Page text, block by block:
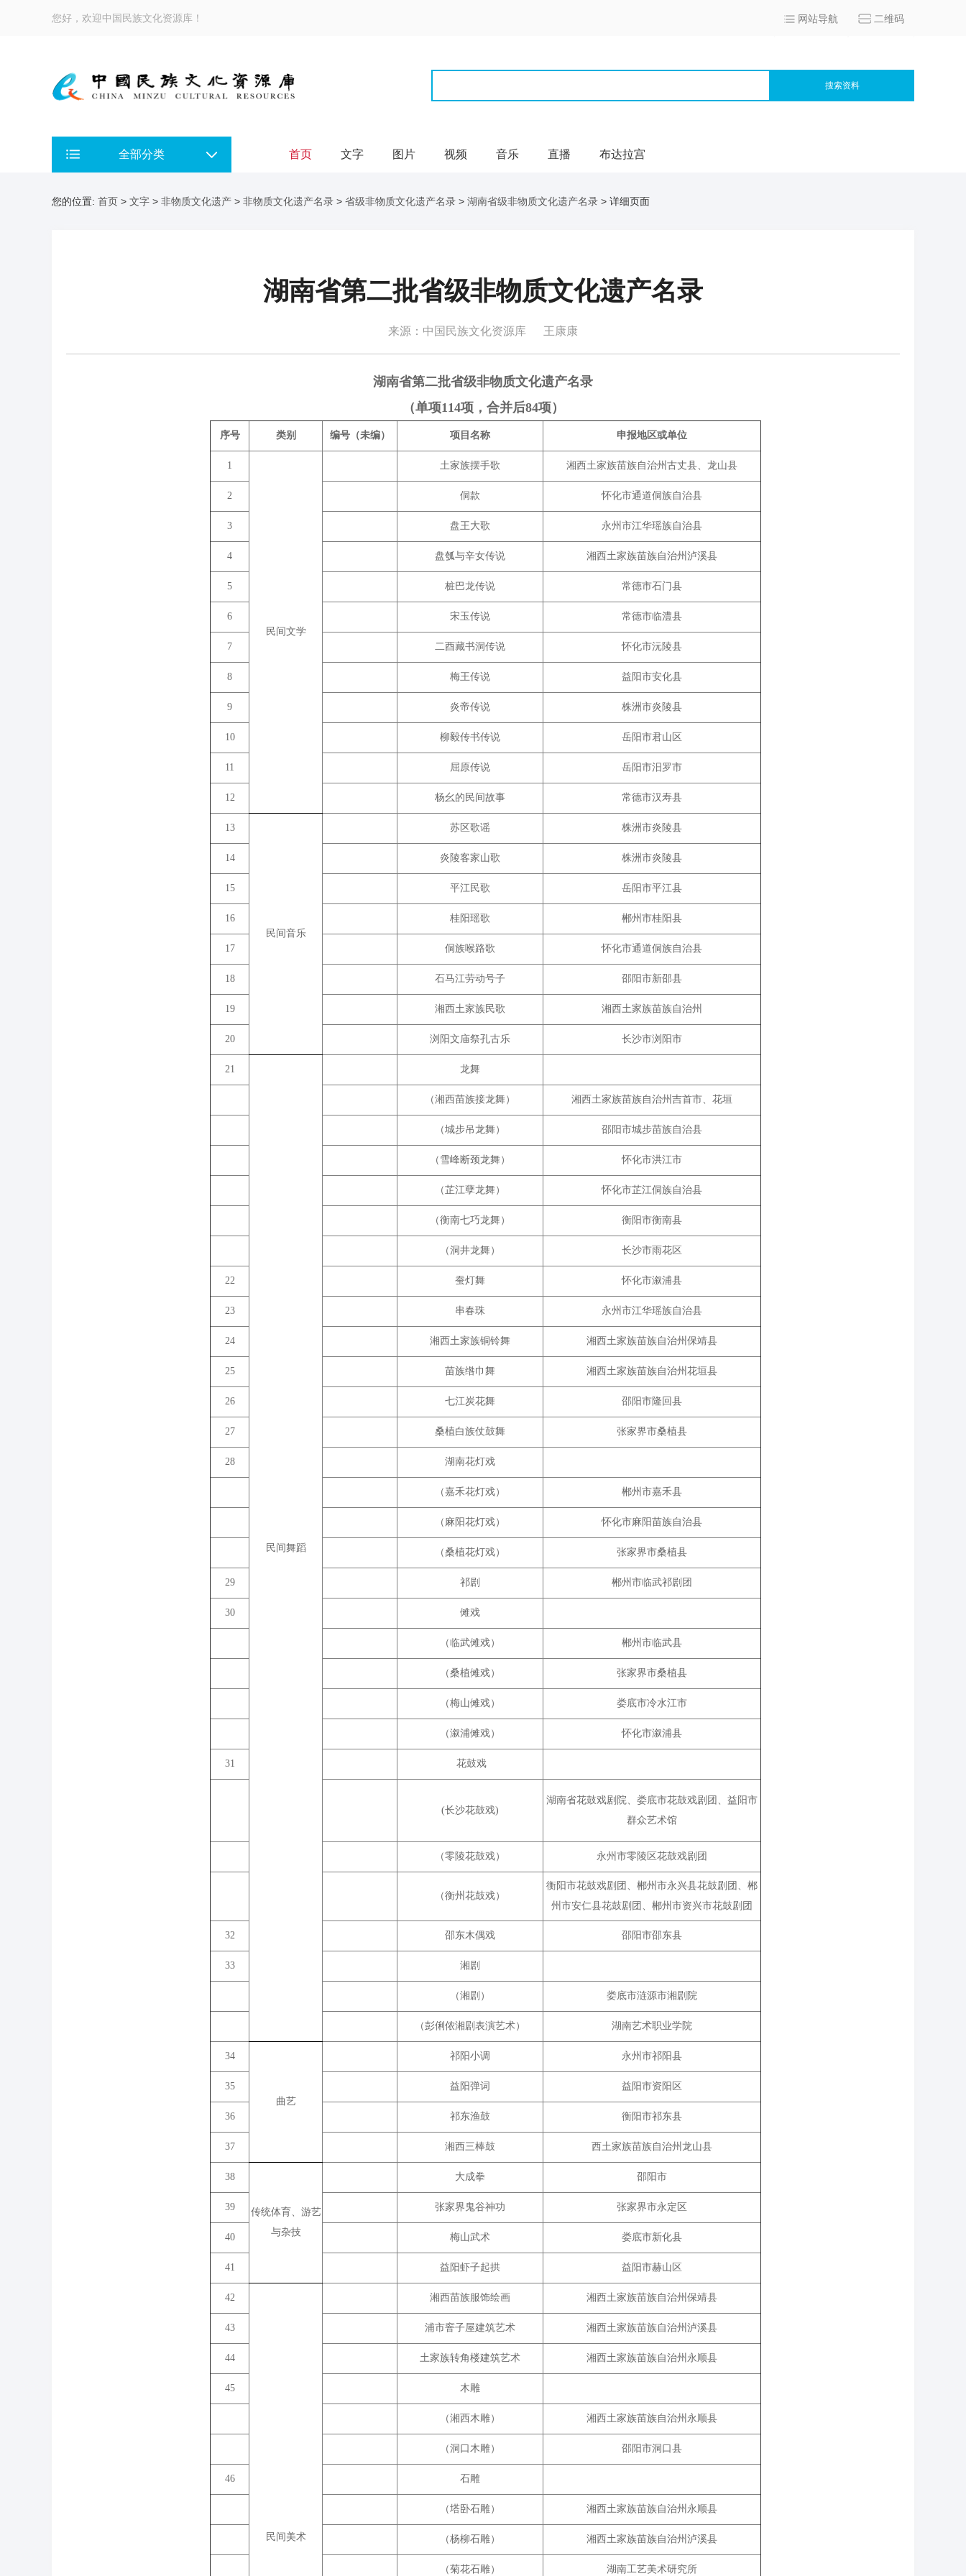
您好，欢迎中国民族文化资源库！ 网站导航 二维码
搜索资料
全部分类 首页 文字 图片 视频 音乐 直播 布达拉宫
您的位置: 首页 > 文字 > 非物质文化遗产 > 非物质文化遗产名录 > 省级非物质文化遗产名录 > 湖南省级非物质文化遗产名录 > 详细页面
湖南省第二批省级非物质文化遗产名录
来源：中国民族文化资源库 王康康
湖南省第二批省级非物质文化遗产名录
（单项114项，合并后84项）
序号 类别 编号（未编） 项目名称 申报地区或单位
1
民间文学
土家族摆手歌 湘西土家族苗族自治州古丈县、龙山县
2 侗款 怀化市通道侗族自治县
3 盘王大歌 永州市江华瑶族自治县
4 盘瓠与辛女传说 湘西土家族苗族自治州泸溪县
5 桩巴龙传说 常德市石门县
6 宋玉传说 常德市临澧县
7 二酉藏书洞传说 怀化市沅陵县
8 梅王传说 益阳市安化县
9 炎帝传说 株洲市炎陵县
10 柳毅传书传说 岳阳市君山区
11 屈原传说 岳阳市汨罗市
12 杨幺的民间故事 常德市汉寿县
13
民间音乐
苏区歌谣 株洲市炎陵县
14 炎陵客家山歌 株洲市炎陵县
15 平江民歌 岳阳市平江县
16 桂阳瑶歌 郴州市桂阳县
17 侗族喉路歌 怀化市通道侗族自治县
18 石马江劳动号子 邵阳市新邵县
19 湘西土家族民歌 湘西土家族苗族自治州
20 浏阳文庙祭孔古乐 长沙市浏阳市
21
民间舞蹈
龙舞
（湘西苗族接龙舞） 湘西土家族苗族自治州吉首市、花垣
（城步吊龙舞） 邵阳市城步苗族自治县
（雪峰断颈龙舞） 怀化市洪江市
（芷江孽龙舞） 怀化市芷江侗族自治县
（衡南七巧龙舞） 衡阳市衡南县
（洞井龙舞） 长沙市雨花区
22 蚕灯舞 怀化市溆浦县
23 串春珠 永州市江华瑶族自治县
24 湘西土家族铜铃舞 湘西土家族苗族自治州保靖县
25 苗族绺巾舞 湘西土家族苗族自治州花垣县
26 七江炭花舞 邵阳市隆回县
27 桑植白族仗鼓舞 张家界市桑植县
28 湖南花灯戏
（嘉禾花灯戏） 郴州市嘉禾县
（麻阳花灯戏） 怀化市麻阳苗族自治县
（桑植花灯戏） 张家界市桑植县
29 祁剧 郴州市临武祁剧团
30 傩戏
（临武傩戏） 郴州市临武县
（桑植傩戏） 张家界市桑植县
（梅山傩戏） 娄底市冷水江市
（溆浦傩戏） 怀化市溆浦县
31 花鼓戏
(长沙花鼓戏)
湖南省花鼓戏剧院、娄底市花鼓戏剧团、益阳市
群众艺术馆
（零陵花鼓戏） 永州市零陵区花鼓戏剧团
（衡州花鼓戏）
衡阳市花鼓戏剧团、郴州市永兴县花鼓剧团、郴
州市安仁县花鼓剧团、郴州市资兴市花鼓剧团
32 邵东木偶戏 邵阳市邵东县
33 湘剧
（湘剧） 娄底市涟源市湘剧院
（彭俐侬湘剧表演艺术） 湖南艺术职业学院
34
曲艺
祁阳小调 永州市祁阳县
35 益阳弹词 益阳市资阳区
36 祁东渔鼓 衡阳市祁东县
37 湘西三棒鼓 西土家族苗族自治州龙山县
38
传统体育、游艺
与杂技
大成拳 邵阳市
39 张家界鬼谷神功 张家界市永定区
40 梅山武术 娄底市新化县
41 益阳虾子起拱 益阳市赫山区
42
民间美术
湘西苗族服饰绘画 湘西土家族苗族自治州保靖县
43 浦市窨子屋建筑艺术 湘西土家族苗族自治州泸溪县
44 土家族转角楼建筑艺术 湘西土家族苗族自治州永顺县
45 木雕
（湘西木雕） 湘西土家族苗族自治州永顺县
（洞口木雕） 邵阳市洞口县
46 石雕
（塔卧石雕） 湘西土家族苗族自治州永顺县
（杨柳石雕） 湘西土家族苗族自治州泸溪县
（菊花石雕） 湖南工艺美术研究所